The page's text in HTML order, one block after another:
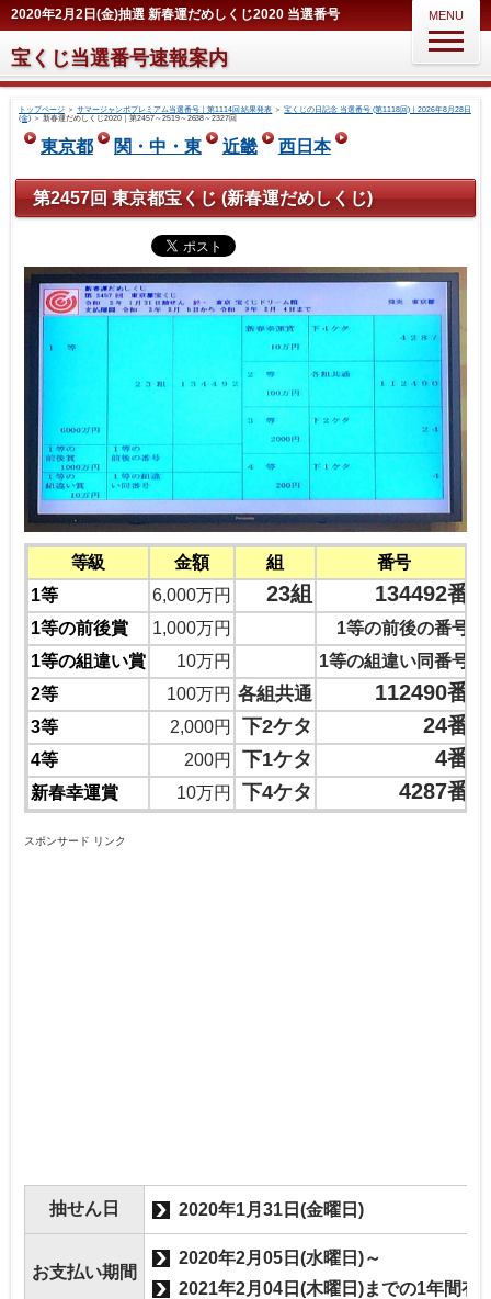
2020年2月2日(金)抽選 新春運だめしくじ2020 当選番号
宝くじ当選番号速報案内
MENU
トップページ＞ サマージャンボプレミアム当選番号｜第1114回 結果発表 ＞宝くじの日記念 当選番号 (第1118回)｜2026年8月28日
(金)＞ 新春運だめしくじ2020｜第2457～2519～2638～2327回
東京都 関・中・東 近畿 西日本
第2457回 東京都宝くじ (新春運だめしくじ)
等級 金額 組
番号
1等
6,000万円 23組 134492番
1等の前後賞 1,000万円
1等の前後の番号
1等の組違い賞
10万円
1等の組違い同番号
2等
100万円 各組共通 112490番
3等 2,000円 下2ケタ 24番
4等 200円 下1ケタ 4番
新春幸運賞 10万円 下4ケタ 4287番
スポンサード リンク
抽せん日 2020年1月31日(金曜日)
お支払い期間
2020年2月05日(水曜日)～
2021年2月04日(木曜日)までの1年間有